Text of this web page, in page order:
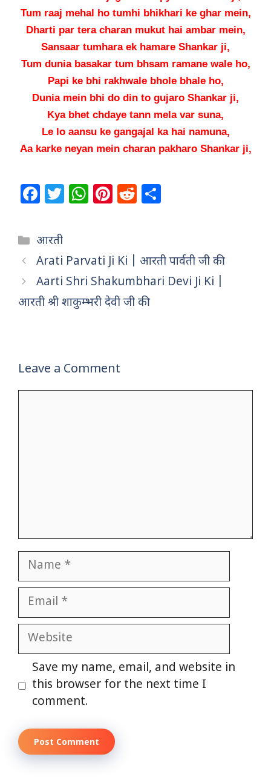
Tum raaj mehal ho tumhi bhikhari ke ghar mein,
Dharti par tera charan mukut hai ambar mein,
Sansaar tumhara ek hamare Shankar ji,
Tum dunia basakar tum bhsam ramane wale ho,
Papi ke bhi rakhwale bhole bhale ho,
Dunia mein bhi do din to gujaro Shankar ji,
Kya bhet chdaye tann mela var suna,
Le lo aansu ke gangajal ka hai namuna,
Aa karke neyan mein charan pakharo Shankar ji,
F
c
e
b
o
o
T
e
r
W
s
A
p
p
Pi
re
st
R
di
t
e
Categories
आरती
Arati Parvati Ji Ki | आरती पार्वती जी की
Aarti Shri Shakumbhari Devi Ji Ki |
आरती श्री शाकुम्भरी देवी जी की
Leave a Comment
Name
Email
Website
Save my name, email, and website in
this browser for the next time I
comment.